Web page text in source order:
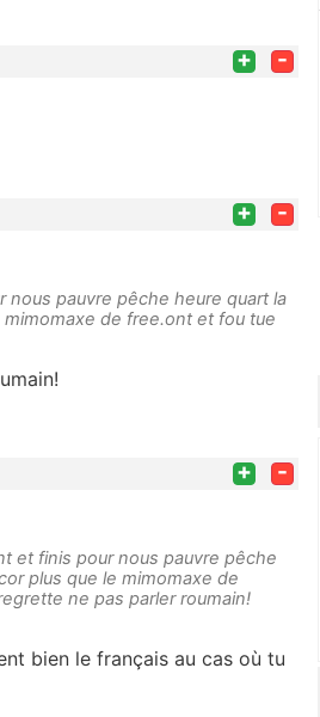
+ -
+ -
pauvre pêche heure quart la
de free.ont et fou tue
+ -
et finis pour nous pauvre pêche
plus que le mimomaxe de
ne pas parler roumain!
bien le français au cas où tu